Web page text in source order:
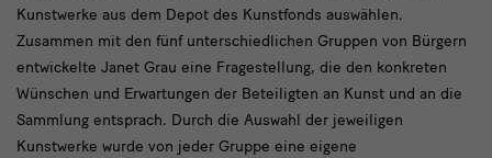
Kunstwerke aus dem Depot des Kunstfonds auswählen.
Zusammen mit den fünf unterschiedlichen Gruppen von Bürgern
entwickelte Janet Grau eine Fragestellung, die den konkreten
Wünschen und Erwartungen der Beteiligten an Kunst und an die
Sammlung entsprach. Durch die Auswahl der jeweiligen
Kunstwerke wurde von jeder Gruppe eine eigene